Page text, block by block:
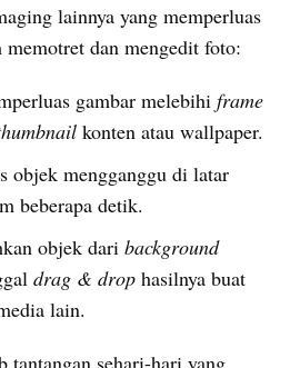
lainnya yang memperluas
dan mengedit foto:
gambar melebihi frame
konten atau wallpaper.
objek mengganggu di latar
beberapa detik.
objek dari background
drag & drop hasilnya buat
lain.
tantangan sehari-hari yang